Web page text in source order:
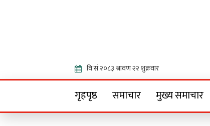
गृहपृष्ठ समाचार मुख्य समाचार